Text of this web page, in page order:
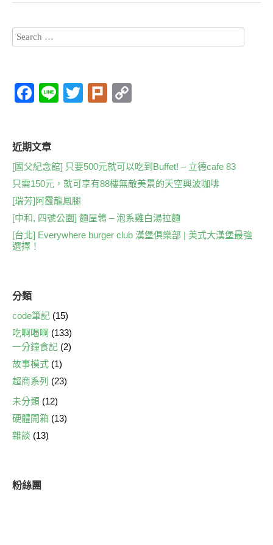
F
e
b
o
o
k
Li
T
Pl
Li
n
k
近期文章
[國父紀念館] 只要500元就可以吃到Buffet! – 立德cafe 83
只需150元，就可享有88樓無敵美景的天空興波咖啡
[瑞芳]阿霞龍鳳腿
[中和, 四號公園] 麵屋鴒 – 泡系雞白湯拉麵
[台北] Everywhere burger club 漢堡俱樂部 | 美式大漢堡最強
選擇！
分類
code筆記 (15)
吃啊喝啊 (133)
一分鐘食記 (2)
故事模式 (1)
超商系列 (23)
未分類 (12)
硬體開箱 (13)
雜談 (13)
粉絲團